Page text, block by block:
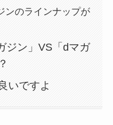
ンのラインナップが
ジン」VS「dマガ
いですよ